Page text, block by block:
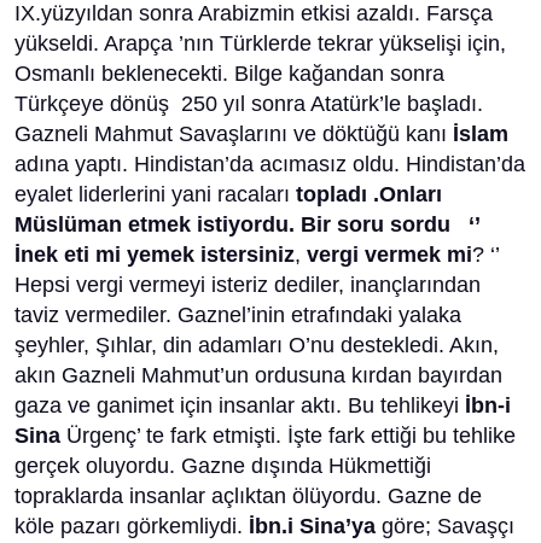
IX.yüzyıldan sonra Arabizmin etkisi azaldı. Farsça
yükseldi. Arapça ’nın Türklerde tekrar yükselişi için,
Osmanlı beklenecekti. Bilge kağandan sonra
Türkçeye dönüş 250 yıl sonra Atatürk’le başladı.
Gazneli Mahmut Savaşlarını ve döktüğü kanı İslam
adına yaptı. Hindistan’da acımasız oldu. Hindistan’da
eyalet liderlerini yani racaları topladı .Onları
Müslüman etmek istiyordu. Bir soru sordu ‘’
İnek eti mi yemek istersiniz, vergi vermek mi? ‘’
Hepsi vergi vermeyi isteriz dediler, inançlarından
taviz vermediler. Gaznel’inin etrafındaki yalaka
şeyhler, Şıhlar, din adamları O’nu destekledi. Akın,
akın Gazneli Mahmut’un ordusuna kırdan bayırdan
gaza ve ganimet için insanlar aktı. Bu tehlikeyi İbn-i
Sina Ürgenç’ te fark etmişti. İşte fark ettiği bu tehlike
gerçek oluyordu. Gazne dışında Hükmettiği
topraklarda insanlar açlıktan ölüyordu. Gazne de
köle pazarı görkemliydi. İbn.i Sina’ya göre; Savaşçı